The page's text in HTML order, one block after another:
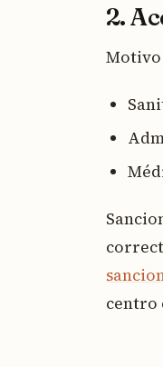
2.
Motivo
centro